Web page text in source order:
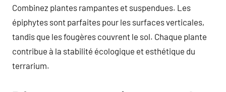
Combinez plantes rampantes et suspendues. Les
épiphytes sont parfaites pour les surfaces verticales,
tandis que les fougères couvrent le sol. Chaque plante
contribue à la stabilité écologique et esthétique du
terrarium.